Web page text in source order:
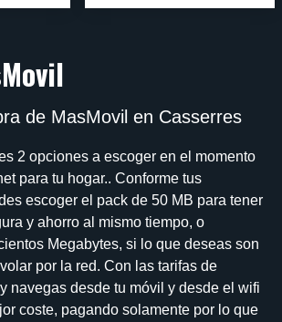
de MasMovil en Casserres
2 opciones a escoger en el momento
para tu hogar.. Conforme tus
escoger el pack de 50 MB para tener
y ahorro al mismo tiempo, o
Megabytes, si lo que deseas son
por la red. Con las tarifas de
navegas desde tu móvil y desde el wifi
coste, pagando solamente por lo que